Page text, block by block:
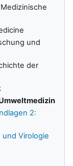
und
der
2:
Virologie